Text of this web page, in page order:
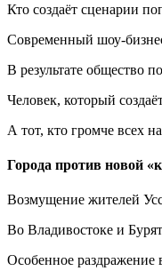
Кто создаёт сценарии
Современный шоу-
В результате общество
Человек, который
А тот, кто громче всех
Города против новой
Возмущение жителей
Во Владивостоке и
Особенное раздражение